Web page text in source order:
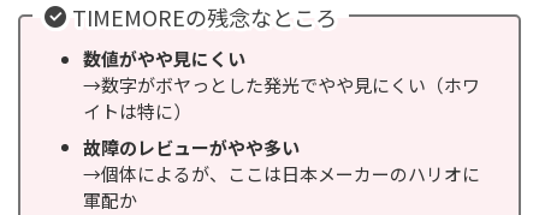
TIMEMOREの残念なところ
数値がやや見にくい
→数字がボヤっとした発光でやや見にくい（ホワ
イトは特に）
故障のレビューがやや多い
→個体によるが、ここは日本メーカーのハリオに
軍配か